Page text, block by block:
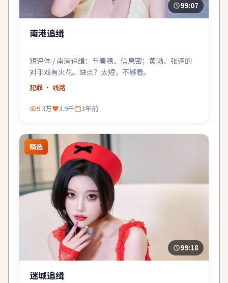
99:07
南港追缉
短评体 / 南港追缉：节奏稳、信息密；黄渤、张译的
对手戏有火花。缺点？太短，不够看。
犯罪 · 线路
9.3万 3.9千 3年前
精选
99:18
迷城追缉